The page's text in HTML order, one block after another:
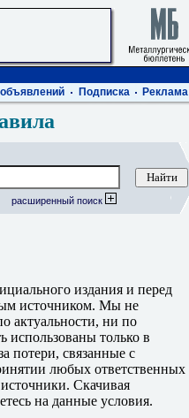
Подписка Реклама
расширенный поиск
издания и перед
источником. Мы не
актуальности, ни по
только в
потери, связанные с
любых ответственных
Скачивая
на данные условия.